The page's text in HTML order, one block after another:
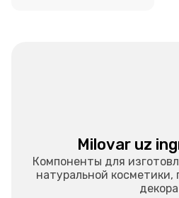
Milovar uz
Компоненты для
натуральной косметики,
декора